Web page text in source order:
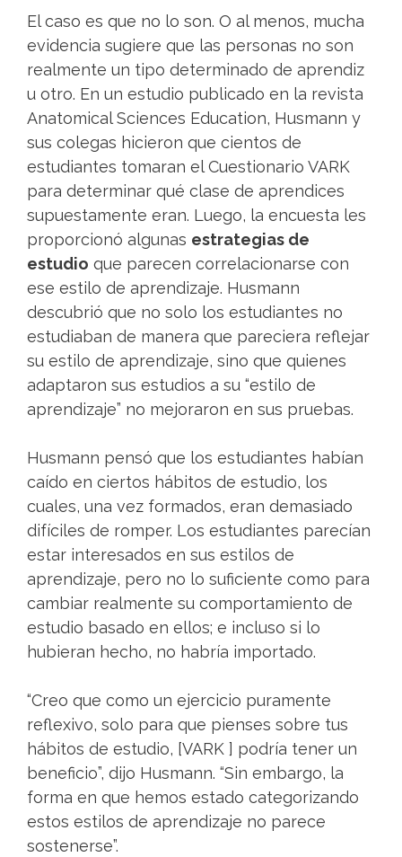
El caso es que no lo son. O al menos, mucha
evidencia sugiere que las personas no son
realmente un tipo determinado de aprendiz
u otro. En un estudio publicado en la revista
Anatomical Sciences Education, Husmann y
sus colegas hicieron que cientos de
estudiantes tomaran el Cuestionario VARK
para determinar qué clase de aprendices
supuestamente eran. Luego, la encuesta les
proporcionó algunas estrategias de
estudio que parecen correlacionarse con
ese estilo de aprendizaje. Husmann
descubrió que no solo los estudiantes no
estudiaban de manera que pareciera reflejar
su estilo de aprendizaje, sino que quienes
adaptaron sus estudios a su “estilo de
aprendizaje” no mejoraron en sus pruebas.
Husmann pensó que los estudiantes habían
caído en ciertos hábitos de estudio, los
cuales, una vez formados, eran demasiado
difíciles de romper. Los estudiantes parecían
estar interesados ​​en sus estilos de
aprendizaje, pero no lo suficiente como para
cambiar realmente su comportamiento de
estudio basado en ellos; e incluso si lo
hubieran hecho, no habría importado.
“Creo que como un ejercicio puramente
reflexivo, solo para que pienses sobre tus
hábitos de estudio, [VARK ] podría tener un
beneficio”, dijo Husmann. “Sin embargo, la
forma en que hemos estado categorizando
estos estilos de aprendizaje no parece
sostenerse”.